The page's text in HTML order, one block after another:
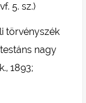
5. sz.)
törvényszék
nagy
1893;